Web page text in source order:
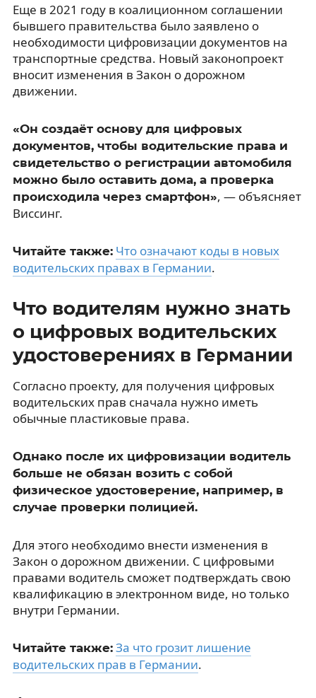
Еще в 2021 году в коалиционном соглашении
бывшего правительства было заявлено о
необходимости цифровизации документов на
транспортные средства. Новый законопроект
вносит изменения в Закон о дорожном
движении.
«Он создаёт основу для цифровых
документов, чтобы водительские права и
свидетельство о регистрации автомобиля
можно было оставить дома, а проверка
происходила через смартфон», — объясняет
Виссинг.
Читайте также: Что означают коды в новых
водительских правах в Германии.
Что водителям нужно знать
о цифровых водительских
удостоверениях в Германии
Согласно проекту, для получения цифровых
водительских прав сначала нужно иметь
обычные пластиковые права.
Однако после их цифровизации водитель
больше не обязан возить с собой
физическое удостоверение, например, в
случае проверки полицией.
Для этого необходимо внести изменения в
Закон о дорожном движении. С цифровыми
правами водитель сможет подтверждать свою
квалификацию в электронном виде, но только
внутри Германии.
Читайте также: За что грозит лишение
водительских прав в Германии.